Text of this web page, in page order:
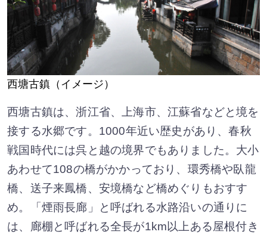
西塘古鎮（イメージ）
西塘古鎮は、浙江省、上海市、江蘇省などと境を
接する水郷です。1000年近い歴史があり、春秋
戦国時代には呉と越の境界でもありました。大小
あわせて108の橋がかかっており、環秀橋や臥龍
橋、送子来鳳橋、安境橋など橋めぐりもおすす
め。「煙雨長廊」と呼ばれる水路沿いの通りに
は、廊棚と呼ばれる全長が1km以上ある屋根付き